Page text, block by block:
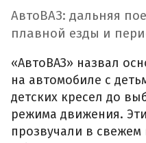
АвтоВАЗ: дальняя
плавной езды и
«АвтоВАЗ» назвал
на автомобиле с
детских кресел до
режима движения.
прозвучали в свежем